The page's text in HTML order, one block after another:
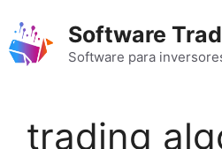
contenido
Software
Software para
trading